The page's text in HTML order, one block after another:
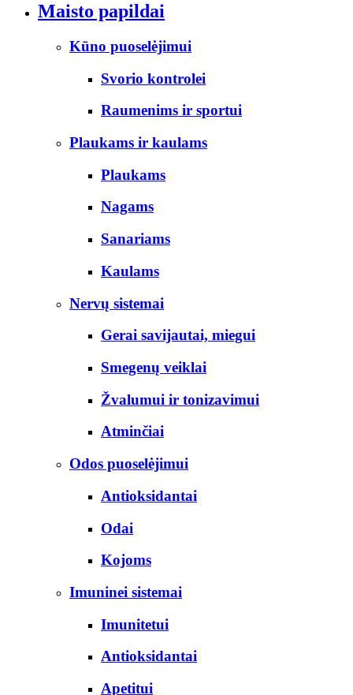
Maisto papildai
Kūno puoselėjimui
Svorio kontrolei
Raumenims ir sportui
Plaukams ir kaulams
Plaukams
Nagams
Sanariams
Kaulams
Nervų sistemai
Gerai savijautai, miegui
Smegenų veiklai
Žvalumui ir tonizavimui
Atminčiai
Odos puoselėjimui
Antioksidantai
Odai
Kojoms
Imuninei sistemai
Imunitetui
Antioksidantai
Apetitui